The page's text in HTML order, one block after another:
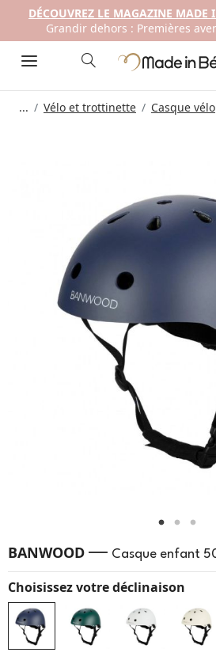
DÉCOUVREZ LE MAGAZINE MADE
Grandir dehors : Premières
... Vélo et trottinette Casque vélo
BANWOOD — Casque enfant
Choisissez votre déclinaison